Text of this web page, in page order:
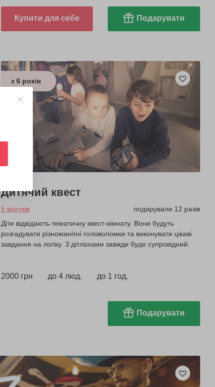
Купити для себе Подарувати
з 6 років
Дитячий квест
5 відгуків
подарували 12 разів
Діти відвідають тематичну квест-кімнату. Вони будуть
розгадувати різноманітні головоломки та виконувати цікаві
завдання на логіку. З дітлахами завжди буде супровідний.
2000 грн до 4 люд. до 1 год.
Подарувати